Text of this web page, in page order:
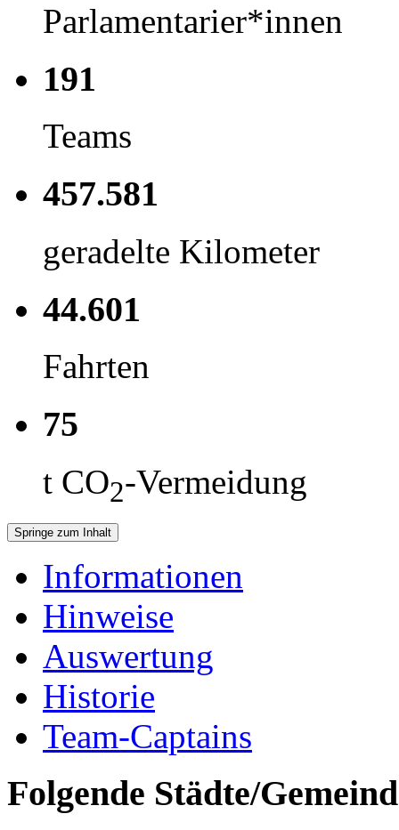
Parlamentarier*innen
191
Teams
457.581
geradelte Kilometer
44.601
Fahrten
75
t CO2-Vermeidung
Springe zum Inhalt
Informationen
Hinweise
Auswertung
Historie
Team-Captains
Folgende Städte/